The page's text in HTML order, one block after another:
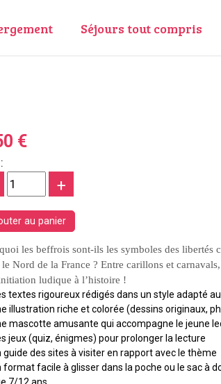
Séjours tout compris
€
+
les beffrois sont-ils les symboles des
le Nord de la France ? Entre carillons et
ludique à l’histoire !
textes rigoureux rédigés dans un style adapté
illustration riche et colorée (dessins originaux,
mascotte amusante qui accompagne le jeune
jeux (quiz, énigmes) pour prolonger la lecture
guide des sites à visiter en rapport avec le thème
format facile à glisser dans la poche ou le sac à